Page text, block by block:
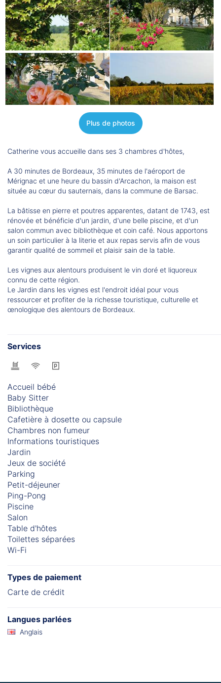
Plus de photos
Catherine vous accueille dans ses 3 chambres d'hôtes,
A 30 minutes de Bordeaux, 35 minutes de l'aéroport de
Mérignac et une heure du bassin d'Arcachon, la maison est
située au cœur du sauternais, dans la commune de Barsac.
La bâtisse en pierre et poutres apparentes, datant de 1743, est
rénovée et bénéficie d'un jardin, d'une belle piscine, et d'un
salon commun avec bibliothèque et coin café. Nous apportons
un soin particulier à la literie et aux repas servis afin de vous
garantir qualité de sommeil et plaisir sain de la table.
Les vignes aux alentours produisent le vin doré et liquoreux
connu de cette région.
Le Jardin dans les vignes est l'endroit idéal pour vous
ressourcer et profiter de la richesse touristique, culturelle et
œnologique des alentours de Bordeaux.
Services
Accueil bébé
Baby Sitter
Bibliothèque
Cafetière à dosette ou capsule
Chambres non fumeur
Informations touristiques
Jardin
Jeux de société
Parking
Petit-déjeuner
Ping-Pong
Piscine
Salon
Table d'hôtes
Toilettes séparées
Wi-Fi
Types de paiement
Carte de crédit
Langues parlées
Anglais